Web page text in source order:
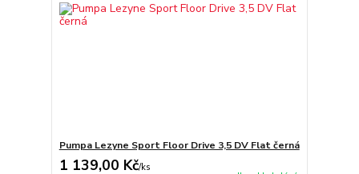
Pumpa Lezyne Sport Floor Drive 3,5 DV Flat černá
1 139,00 Kč/ks